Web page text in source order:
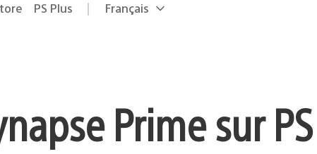
PS Plus Choisir
Région
Français
Prime sur